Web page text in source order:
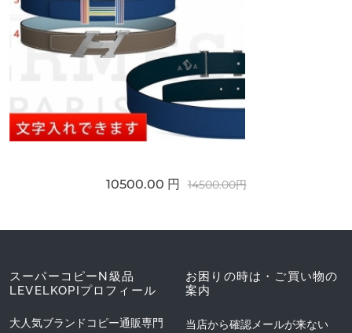
10500.00 円 14500.00円
スーパーコピーN級品
LEVELKOPIプロフィール
大人気ブランドコピー通販専門
お困りの時は・ご買い物の
案内
当店から確認メールが来ない